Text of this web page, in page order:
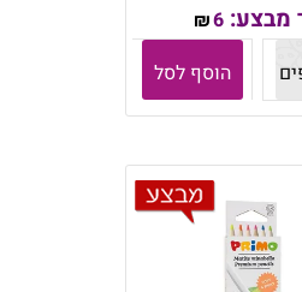
מבצע: ₪6
הוסף לסל